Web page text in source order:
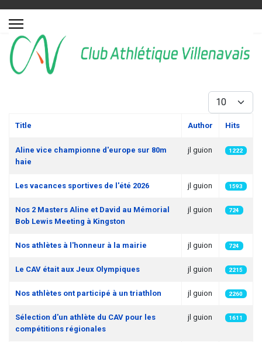
Display #
Title Author Hits
Aline vice championne d'europe sur 80m
haie
jl guion 1222
Les vacances sportives de l'été 2026 jl guion 1593
Nos 2 Masters Aline et David au Mémorial
Bob Lewis Meeting à Kingston
jl guion 724
Nos athlètes à l'honneur à la mairie jl guion 724
Le CAV était aux Jeux Olympiques jl guion 2215
Nos athlètes ont participé à un triathlon jl guion 2260
Sélection d'un athlète du CAV pour les
compétitions régionales
jl guion 1611